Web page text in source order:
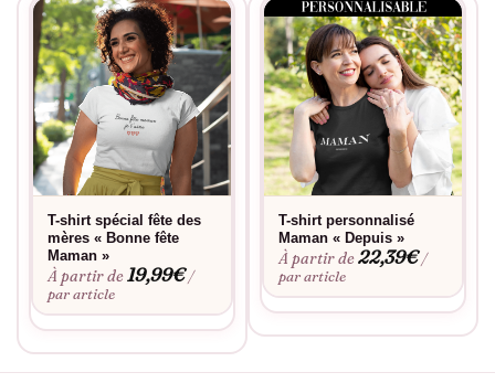
T-shirt spécial fête des
mères « Bonne fête
Maman »
À partir de19,99€ /
par article
T-shirt personnalisé
Maman « Depuis »
À partir de22,39€ /
par article